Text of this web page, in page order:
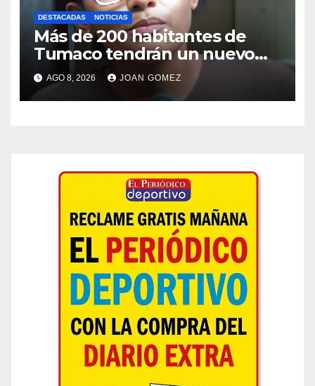
DESTACADAS NOTICIAS
Más de 200 habitantes de
Tumaco tendrán un nuevo
puente palafítico
AGO 8, 2026 JOAN GOMEZ